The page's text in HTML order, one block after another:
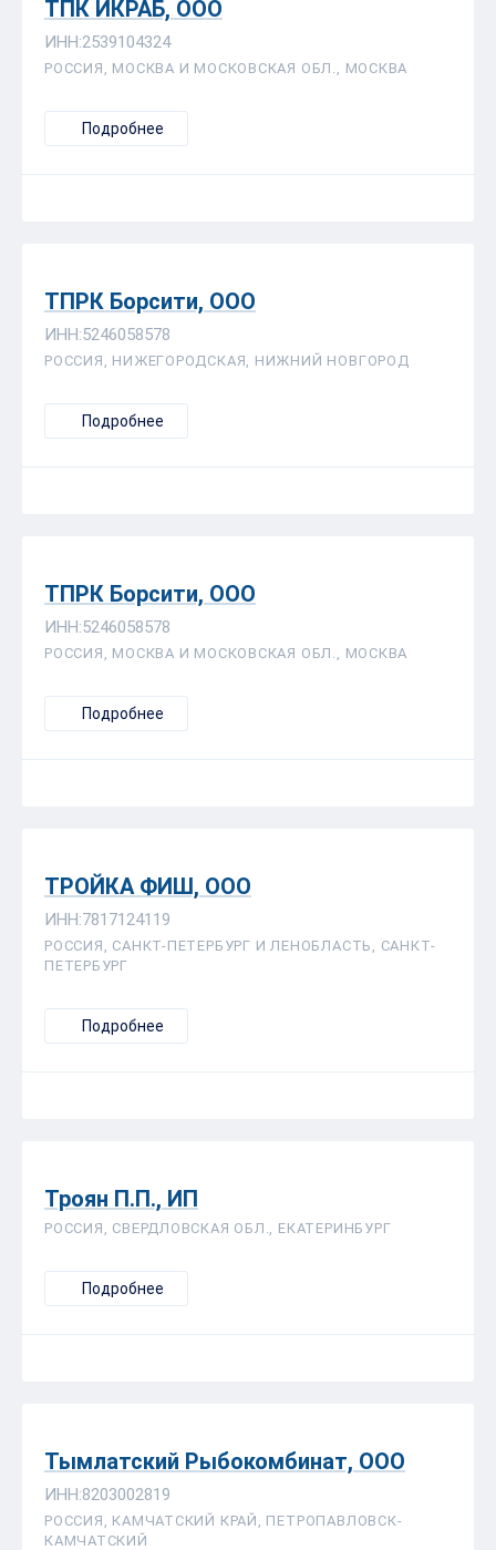
ТПК ИКРАБ, ООО
ИНН:2539104324
РОССИЯ, МОСКВА И МОСКОВСКАЯ ОБЛ., МОСКВА
Подробнее
ТПРК Борсити, ООО
ИНН:5246058578
РОССИЯ, НИЖЕГОРОДСКАЯ, НИЖНИЙ НОВГОРОД
Подробнее
ТПРК Борсити, ООО
ИНН:5246058578
РОССИЯ, МОСКВА И МОСКОВСКАЯ ОБЛ., МОСКВА
Подробнее
ТРОЙКА ФИШ, ООО
ИНН:7817124119
РОССИЯ, САНКТ-ПЕТЕРБУРГ И ЛЕНОБЛАСТЬ, САНКТ-
ПЕТЕРБУРГ
Подробнее
Троян П.П., ИП
РОССИЯ, СВЕРДЛОВСКАЯ ОБЛ., ЕКАТЕРИНБУРГ
Подробнее
Тымлатский Рыбокомбинат, ООО
ИНН:8203002819
РОССИЯ, КАМЧАТСКИЙ КРАЙ, ПЕТРОПАВЛОВСК-
КАМЧАТСКИЙ